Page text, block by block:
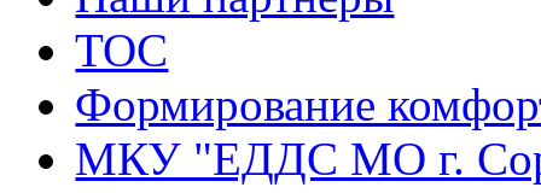
ТОС
Формирование
МКУ "ЕДДС МО г.